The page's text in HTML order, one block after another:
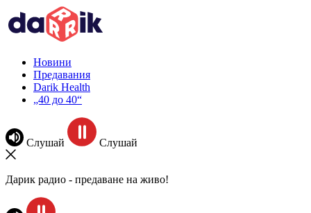
Новини
Предавания
Darik Health
„40 до 40“
Слушай Слушай
Дарик радио - предаване на живо!